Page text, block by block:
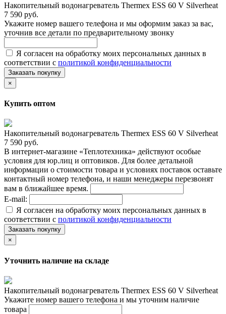
Накопительный водонагреватель Thermex ESS 60 V Silverheat
7 590 руб.
Укажите номер вашего телефона и мы оформим заказ за вас,
уточнив все детали по предварительному звонку
Я согласен на обработку моих персональных данных в
соответствии с политикой конфиденциальности
Заказать покупку
×
Купить оптом
Накопительный водонагреватель Thermex ESS 60 V Silverheat
7 590 руб.
В интернет-магазине «Теплотехника» действуют особые
условия для юр.лиц и оптовиков. Для более детальной
информации о стоимости товара и условиях поставок оставьте
контактный номер телефона, и наши менеджеры перезвонят
вам в ближайшее время.
E-mail:
Я согласен на обработку моих персональных данных в
соответствии с политикой конфиденциальности
Заказать покупку
×
Уточнить наличие на складе
Накопительный водонагреватель Thermex ESS 60 V Silverheat
Укажите номер вашего телефона и мы уточним наличие
товара